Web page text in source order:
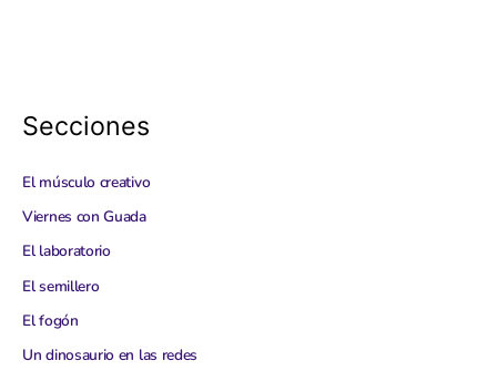
Secciones
El músculo creativo
Viernes con Guada
El laboratorio
El semillero
El fogón
Un dinosaurio en las redes